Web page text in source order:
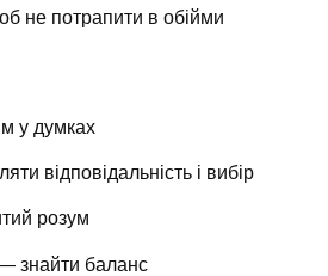
не потрапити в обійми
у думках
відповідальність і вибір
розум
знайти баланс